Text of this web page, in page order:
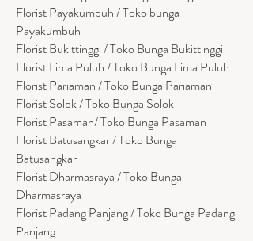
Florist Payakumbuh / Toko bunga
Payakumbuh
Florist Bukittinggi / Toko Bunga Bukittinggi
Florist Lima Puluh / Toko Bunga Lima Puluh
Florist Pariaman / Toko Bunga Pariaman
Florist Solok / Toko Bunga Solok
Florist Pasaman/ Toko Bunga Pasaman
Florist Batusangkar / Toko Bunga
Batusangkar
Florist Dharmasraya / Toko Bunga
Dharmasraya
Florist Padang Panjang / Toko Bunga Padang
Panjang